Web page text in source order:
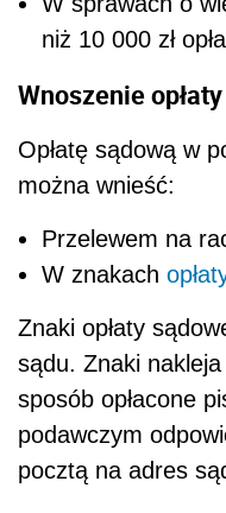
niż 10 000 zł
Wnoszenie opłaty
Opłatę sądową w
można wnieść:
Przelewem na
W znakach
Znaki opłaty
sądu. Znaki
sposób opłacone
podawczym
pocztą na adres